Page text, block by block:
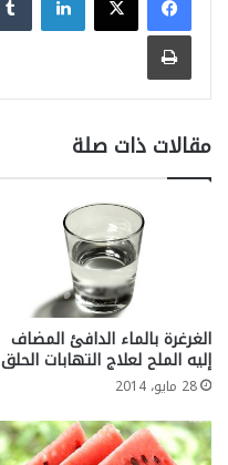
طباعة
مقالات ذات صلة
الغرغرة بالماء الدافئ المضاف
إليه الملح لعلاج التهابات الحلق
28 مايو، 2014